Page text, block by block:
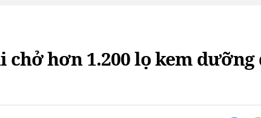
chở hơn 1.200 lọ kem